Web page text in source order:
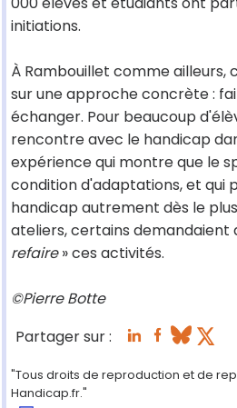
initiations.
À Rambouillet comme ailleurs,
sur une approche concrète :
échanger. Pour beaucoup
rencontre avec le handicap
expérience qui montre que le
condition d'adaptations, et qui
handicap autrement dès le
ateliers, certains demandaient
refaire» ces activités.
©Pierre Botte
Partager sur :
"Tous droits de reproduction et de
Handicap.fr."